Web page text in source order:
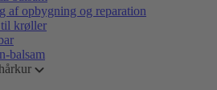
af opbygning og reparation
krøller
balsam